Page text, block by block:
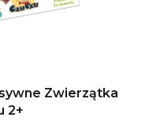
Zwierzątka
2+